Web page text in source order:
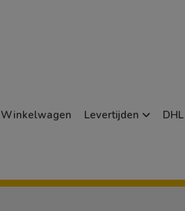
Winkelwagen Levertijden